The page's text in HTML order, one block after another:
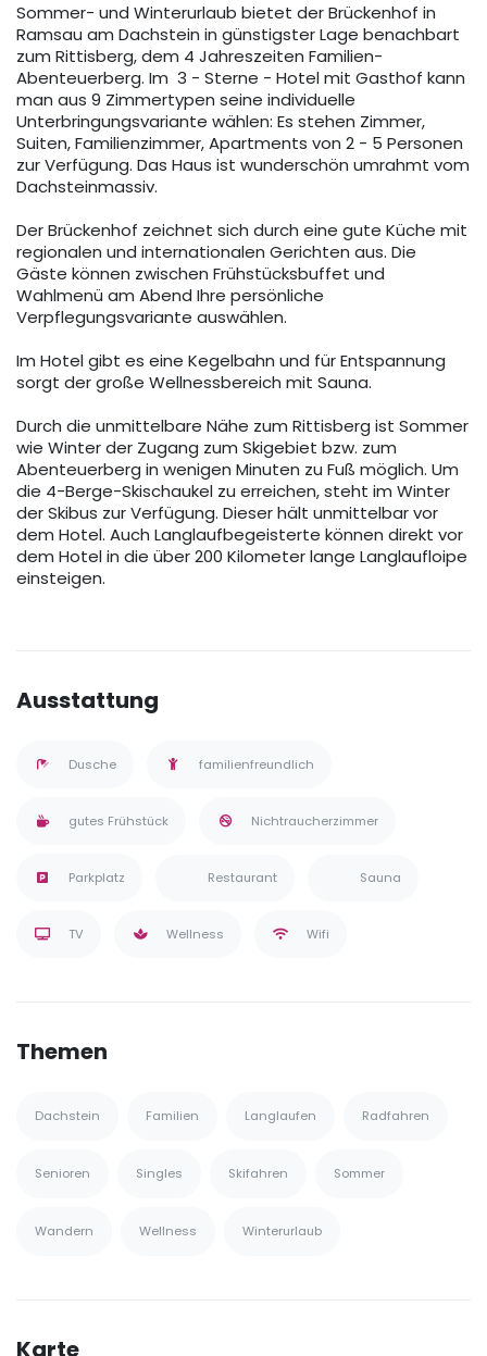
Sommer- und Winterurlaub bietet der Brückenhof in
Ramsau am Dachstein in günstigster Lage benachbart
zum Rittisberg, dem 4 Jahreszeiten Familien-
Abenteuerberg. Im 3 - Sterne - Hotel mit Gasthof kann
man aus 9 Zimmertypen seine individuelle
Unterbringungsvariante wählen: Es stehen Zimmer,
Suiten, Familienzimmer, Apartments von 2 - 5 Personen
zur Verfügung. Das Haus ist wunderschön umrahmt vom
Dachsteinmassiv.
Der Brückenhof zeichnet sich durch eine gute Küche mit
regionalen und internationalen Gerichten aus. Die
Gäste können zwischen Frühstücksbuffet und
Wahlmenü am Abend Ihre persönliche
Verpflegungsvariante auswählen.
Im Hotel gibt es eine Kegelbahn und für Entspannung
sorgt der große Wellnessbereich mit Sauna.
Durch die unmittelbare Nähe zum Rittisberg ist Sommer
wie Winter der Zugang zum Skigebiet bzw. zum
Abenteuerberg in wenigen Minuten zu Fuß möglich. Um
die 4-Berge-Skischaukel zu erreichen, steht im Winter
der Skibus zur Verfügung. Dieser hält unmittelbar vor
dem Hotel. Auch Langlaufbegeisterte können direkt vor
dem Hotel in die über 200 Kilometer lange Langlaufloipe
einsteigen.
Ausstattung
Dusche familienfreundlich
gutes Frühstück Nichtraucherzimmer
Parkplatz Restaurant Sauna
TV Wellness Wifi
Themen
Dachstein Familien Langlaufen Radfahren
Senioren Singles Skifahren Sommer
Wandern Wellness Winterurlaub
Karte